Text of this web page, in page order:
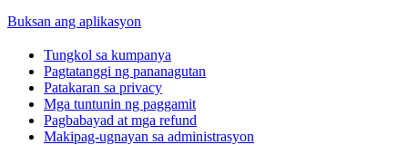
Buksan ang aplikasyon
Tungkol sa kumpanya
Pagtatanggi ng pananagutan
Patakaran sa privacy
Mga tuntunin ng paggamit
Pagbabayad at mga refund
Makipag-ugnayan sa administrasyon